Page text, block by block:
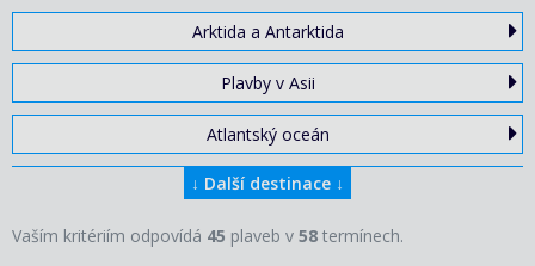
Arktida a Antarktida
Plavby v Asii
Atlantský oceán
↓ Další destinace ↓
Vaším kritériím odpovídá 45 plaveb v 58 termínech.